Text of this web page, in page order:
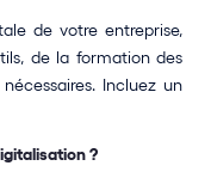
de votre entreprise,
de la formation des
Incluez un
?